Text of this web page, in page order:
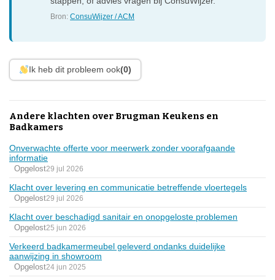
Bron:ConsuWijzer / ACM
Ik heb dit probleem ook(0)
Andere klachten over Brugman Keukens en
Badkamers
Onverwachte offerte voor meerwerk zonder voorafgaande
informatie
Opgelost29 jul 2026
Klacht over levering en communicatie betreffende vloertegels
Opgelost29 jul 2026
Klacht over beschadigd sanitair en onopgeloste problemen
Opgelost25 jun 2026
Verkeerd badkamermeubel geleverd ondanks duidelijke
aanwijzing in showroom
Opgelost24 jun 2025